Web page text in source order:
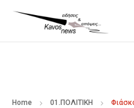
Home 01.ΠΟΛΙΤΙΚΗ